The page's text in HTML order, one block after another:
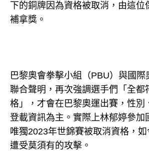
下的銅牌因為資格被取消，由這
補拿獎。
巴黎奧會拳擊小組（PBU）與國際
聯合聲明，再次強調選手們「全都
格」，才會在巴黎奧運出賽，性別
登載資訊為主。實際上林郁婷參加
唯獨2023年世錦賽被取消資格，
遭受莫須有的攻擊。